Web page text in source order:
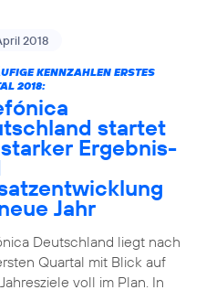
2018
KENNZAHLEN ERSTES
2018:
startet
Ergebnis-
Jahr
Deutschland liegt nach
Quartal mit Blick auf
voll im Plan. In